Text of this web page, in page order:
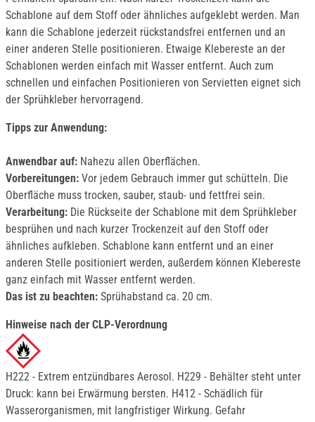
Schablone auf dem Stoff oder ähnliches aufgeklebt werden. Man
kann die Schablone jederzeit rückstandsfrei entfernen und an
einer anderen Stelle positionieren. Etwaige Klebereste an der
Schablonen werden einfach mit Wasser entfernt. Auch zum
schnellen und einfachen Positionieren von Servietten eignet sich
der Sprühkleber hervorragend.
Tipps zur Anwendung:
Anwendbar auf: Nahezu allen Oberflächen.
Vorbereitungen: Vor jedem Gebrauch immer gut schütteln. Die
Oberfläche muss trocken, sauber, staub- und fettfrei sein.
Verarbeitung: Die Rückseite der Schablone mit dem Sprühkleber
besprühen und nach kurzer Trockenzeit auf den Stoff oder
ähnliches aufkleben. Schablone kann entfernt und an einer
anderen Stelle positioniert werden, außerdem können Klebereste
ganz einfach mit Wasser entfernt werden.
Das ist zu beachten: Sprühabstand ca. 20 cm.
Hinweise nach der CLP-Verordnung
H222 - Extrem entzündbares Aerosol. H229 - Behälter steht unter
Druck: kann bei Erwärmung bersten. H412 - Schädlich für
Wasserorganismen, mit langfristiger Wirkung. Gefahr